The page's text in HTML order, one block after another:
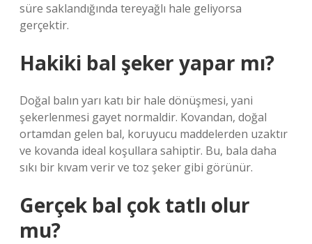
süre saklandığında tereyağlı hale geliyorsa
gerçektir.
Hakiki bal şeker yapar mı?
Doğal balın yarı katı bir hale dönüşmesi, yani
şekerlenmesi gayet normaldir. Kovandan, doğal
ortamdan gelen bal, koruyucu maddelerden uzaktır
ve kovanda ideal koşullara sahiptir. Bu, bala daha
sıkı bir kıvam verir ve toz şeker gibi görünür.
Gerçek bal çok tatlı olur
mu?